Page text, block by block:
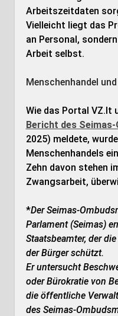
Arbeitszeitdaten
Vielleicht liegt das
an Personal,
Arbeit selbst.
Menschenhandel
Wie das Portal VZ.lt
Bericht des Seimas-
2025) meldete,
Menschenhandels
Zehn davon stehen
Zwangsarbeit,
*Der Seimas-
Parlament (Seimas)
Staatsbeamter, der
der Bürger schützt.
Er untersucht
oder Bürokratie von
die öffentliche
des Seimas-